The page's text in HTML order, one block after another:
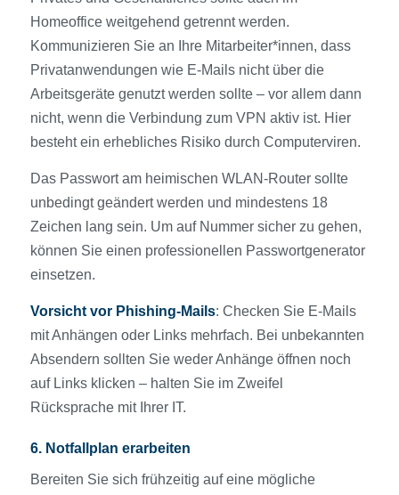
Homeoffice weitgehend getrennt werden.
Kommunizieren Sie an Ihre Mitarbeiter*innen, dass
Privatanwendungen wie E-Mails nicht über die
Arbeitsgeräte genutzt werden sollte – vor allem dann
nicht, wenn die Verbindung zum VPN aktiv ist. Hier
besteht ein erhebliches Risiko durch Computerviren.
Das Passwort am heimischen WLAN-Router sollte
unbedingt geändert werden und mindestens 18
Zeichen lang sein. Um auf Nummer sicher zu gehen,
können Sie einen professionellen Passwortgenerator
einsetzen.
Vorsicht vor Phishing-Mails: Checken Sie E-Mails
mit Anhängen oder Links mehrfach. Bei unbekannten
Absendern sollten Sie weder Anhänge öffnen noch
auf Links klicken – halten Sie im Zweifel
Rücksprache mit Ihrer IT.
6. Notfallplan erarbeiten
Bereiten Sie sich frühzeitig auf eine mögliche